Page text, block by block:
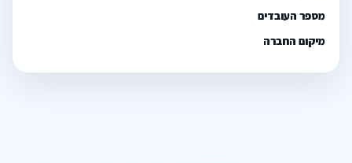
מספר העובדים
מיקום החברה